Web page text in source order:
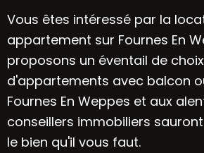
Vous êtes intéressé par la
appartement sur Fournes En
proposons un éventail de
d'appartements avec balcon
Fournes En Weppes et aux
conseillers immobiliers
le bien qu'il vous faut.